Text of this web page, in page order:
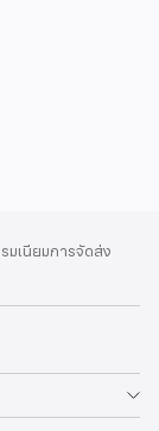
มเนียมการจัดส่ง